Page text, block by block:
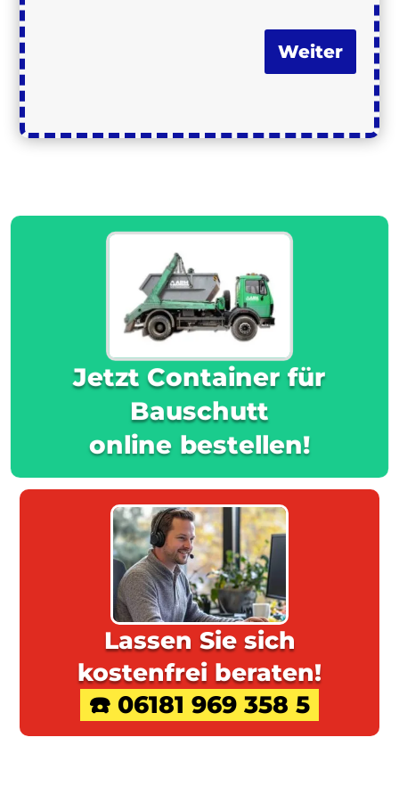
Weiter
Jetzt Container für
Bauschutt
online bestellen!
Lassen Sie sich
kostenfrei beraten!
☎️ 06181 969 358 5